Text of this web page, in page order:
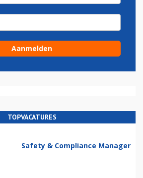
TOPVACATURES
Safety & Compliance Manager